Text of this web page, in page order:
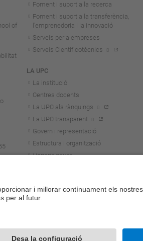
of
Foment i suport a la recerca
Foment i suport a la transferència,
l'emprenedoria i la innovació
Serveis per a empreses
Serveis Cientificotècnics
LA UPC
La institució
Centres docents
La UPC als rànquings
La UPC transparent
Govern i representació
Estructura i organització
Honoris causa